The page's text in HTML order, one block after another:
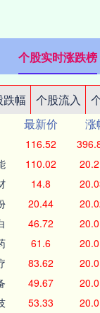
个股实时涨跌榜
跌幅 个股流入
最新价 涨
116.52
110.02
14.8
20.44
46.72
61.6
83.62
49.67
53.33